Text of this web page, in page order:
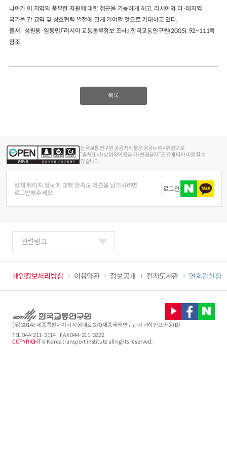
나아가 이 지역의 풍부한 자원에 대한 접근을 가능하게 하고, 러시아와 아·태지역
국가들 간 교역 및 상호협력 발전에 크게 기여할 것으로 기대하고 있다.
출처 : 성원용·임동민,『러시아 교통물류정보 조사』,한국교통연구원(2005), 92~111쪽
참조.
목록
한국교통연구원 공공저작물은 공공누리 4유형으로
“출처표시+상업적이용금지+변경금지” 조건에 따라 이용할 수
있습니다.
현재 페이지 정보에 대해 만족도 의견을 남기시려면
로그인해주세요.
로그인
개인정보처리방침 이용약관 정보공개 전자도서관 연회원신청
관련링크
(우)30147 세종특별자치시 시청대로 370 세종국책연구단지 과학인프라동(B)
TEL044-211-3114
FAX 044-211-3222
COPYRIGHT© Korea transport institute all rights reserved.